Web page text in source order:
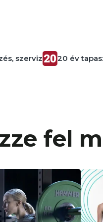
20 év tapasztalat
fel